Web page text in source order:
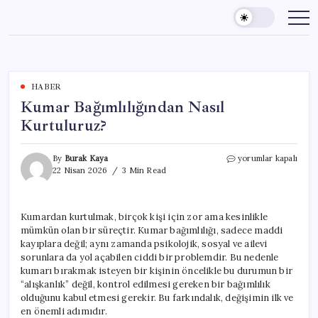
content
HABER
Kumar Bağımlılığından Nasıl
Kurtuluruz?
By Burak Kaya
22 Nisan 2026
3 Min Read
Kumar
yorumlar kapalı
Kumardan kurtulmak, birçok kişi için zor ama kesinlikle
mümkün olan bir süreçtir. Kumar bağımlılığı, sadece maddi
kayıplara değil; aynı zamanda psikolojik, sosyal ve ailevi
sorunlara da yol açabilen ciddi bir problemdir. Bu nedenle
kumarı bırakmak isteyen bir kişinin öncelikle bu durumun bir
“alışkanlık” değil, kontrol edilmesi gereken bir bağımlılık
olduğunu kabul etmesi gerekir. Bu farkındalık, değişimin ilk ve
en önemli adımıdır.